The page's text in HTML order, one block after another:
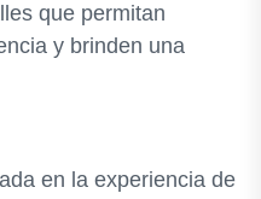
que permitan
y brinden una
en la experiencia de